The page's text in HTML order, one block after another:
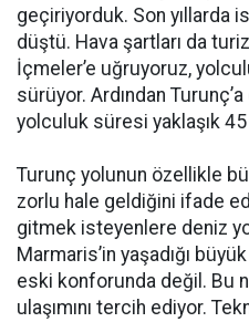
geçiriyorduk. Son yıllarda
düştü. Hava şartları da
İçmeler’e uğruyoruz,
sürüyor. Ardından
yolculuk süresi yaklaşık
Turunç yolunun özellikle
zorlu hale geldiğini ifade
gitmek isteyenlere deniz
Marmaris’in yaşadığı
eski konforunda değil. Bu
ulaşımını tercih ediyor.